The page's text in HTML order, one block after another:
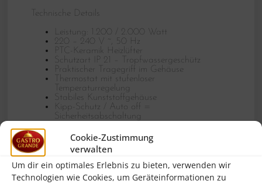
Cookie-Zustimmung
verwalten
Um dir ein optimales Erlebnis zu bieten, verwenden wir
Technologien wie Cookies, um Geräteinformationen zu
Technische Details
Leistung: 1.200 / 2.000 Watt
220 – 240 V ~, 50 Hz
PTC-Keramik Heizlüfter
Schutzart IP 21 – Tropfwassergeschütz
Praktischer Tragegriff im Gehäuse
Thermostat mit stufenloser
Temperaturregelung
Stabiles Kunststoffgehäuse
Kipp-Schutz / Auto off =
Sicherheitsabschaltung
75° oszillierend zur besseren Luftverteilung
Überhitzungsschutz
4 Stufen-Schalter für Aus, Warmluft, Heißluft,
Ventilation
Maße (LxB/TxH): 22,2 x 22,5 x 30,2c